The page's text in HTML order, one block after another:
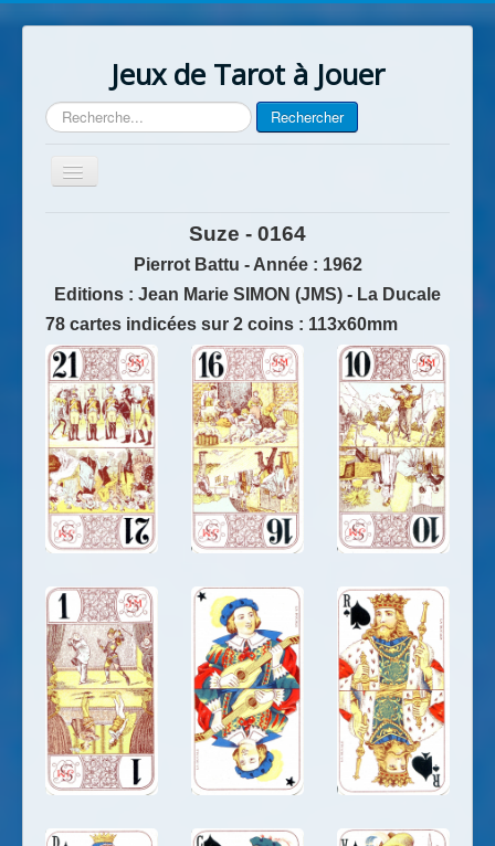
Jeux de Tarot à Jouer
Rechercher Rechercher
Basculer
la
Suze - 0164
Pierrot Battu - Année : 1962
Editions : Jean Marie SIMON (JMS) - La Ducale
78 cartes indicées sur 2 coins : 113x60mm